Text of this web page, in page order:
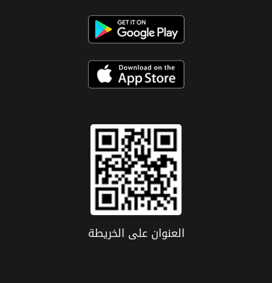
العنوان علی الخریطة